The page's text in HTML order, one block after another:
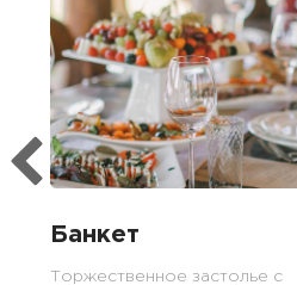
Банкет
Торжественное застолье с